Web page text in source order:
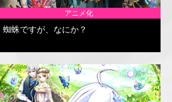
アニメ化
蜘蛛ですが、なにか？